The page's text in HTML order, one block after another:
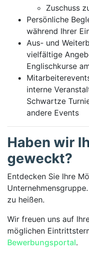
Zuschuss
Persönliche
während Ihrer
Aus- und
vielfältige
Englischkurse
interne
Schwartze
andere Events
Haben wir
geweckt?
Entdecken Sie Ihre
zu heißen.
Wir freuen uns auf
mög­lichen
Bewerbungsportal.